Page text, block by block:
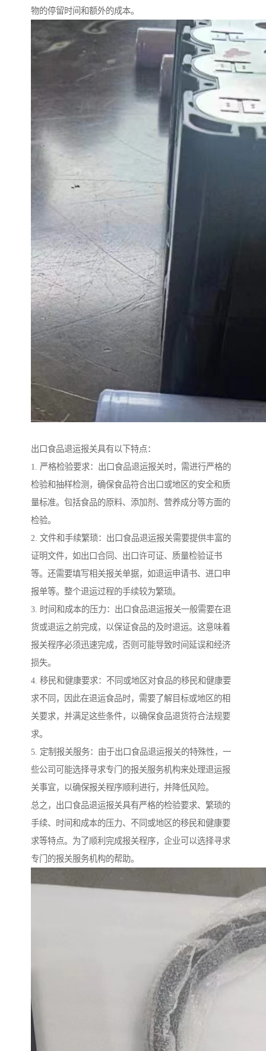
物的停留时间和额外的成本。
出口食品退运报关具有以下特点：
1. 严格检验要求：出口食品退运报关时，需进行严格的
检验和抽样检测，确保食品符合出口或地区的安全和质
量标准。包括食品的原料、添加剂、营养成分等方面的
检验。
2. 文件和手续繁琐：出口食品退运报关需要提供丰富的
证明文件，如出口合同、出口许可证、质量检验证书
等。还需要填写相关报关单据，如退运申请书、进口申
报单等。整个退运过程的手续较为繁琐。
3. 时间和成本的压力：出口食品退运报关一般需要在退
货或退运之前完成，以保证食品的及时退运。这意味着
报关程序必须迅速完成，否则可能导致时间延误和经济
损失。
4. 移民和健康要求：不同或地区对食品的移民和健康要
求不同，因此在退运食品时，需要了解目标或地区的相
关要求，并满足这些条件，以确保食品退货符合法规要
求。
5. 定制报关服务：由于出口食品退运报关的特殊性，一
些公司可能选择寻求专门的报关服务机构来处理退运报
关事宜，以确保报关程序顺利进行，并降低风险。
总之，出口食品退运报关具有严格的检验要求、繁琐的
手续、时间和成本的压力、不同或地区的移民和健康要
求等特点。为了顺利完成报关程序，企业可以选择寻求
专门的报关服务机构的帮助。